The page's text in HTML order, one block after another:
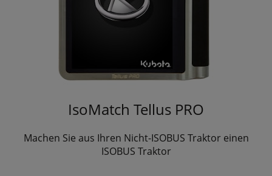
IsoMatch Tellus PRO
Machen Sie aus Ihren Nicht-ISOBUS Traktor einen
ISOBUS Traktor